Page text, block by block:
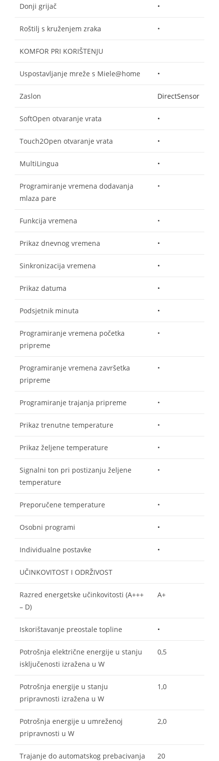
Donji grijač •
Roštilj s kruženjem zraka •
KOMFOR PRI KORIŠTENJU
Uspostavljanje mreže s Miele@home •
Zaslon DirectSensor
SoftOpen otvaranje vrata •
Touch2Open otvaranje vrata •
MultiLingua •
Programiranje vremena dodavanja
mlaza pare
•
Funkcija vremena •
Prikaz dnevnog vremena •
Sinkronizacija vremena •
Prikaz datuma •
Podsjetnik minuta •
Programiranje vremena početka
pripreme
•
Programiranje vremena završetka
pripreme
•
Programiranje trajanja pripreme •
Prikaz trenutne temperature •
Prikaz željene temperature •
Signalni ton pri postizanju željene
temperature
•
Preporučene temperature •
Osobni programi •
Individualne postavke •
UČINKOVITOST I ODRŽIVOST
Razred energetske učinkovitosti (A+++
– D)
A+
Iskorištavanje preostale topline •
Potrošnja električne energije u stanju
isključenosti izražena u W
0,5
Potrošnja energije u stanju
pripravnosti izražena u W
1,0
Potrošnja energije u umreženoj
pripravnosti u W
2,0
Trajanje do automatskog prebacivanja
20